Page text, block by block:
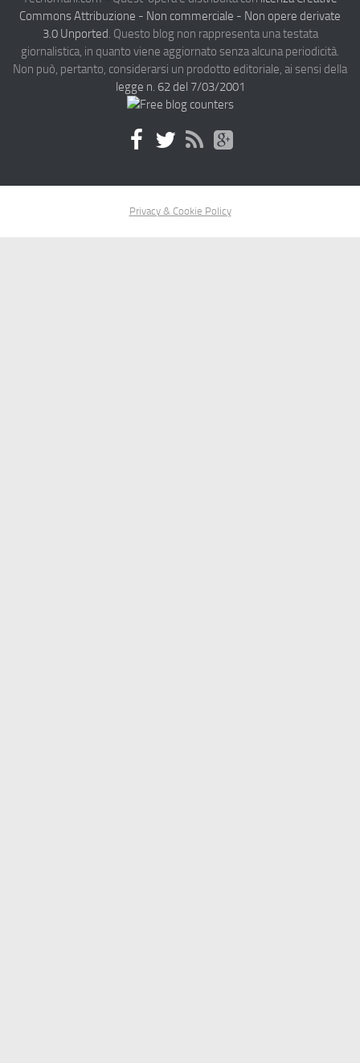
Commons Attribuzione - Non commerciale - Non opere derivate
3.0 Unported. Questo blog non rappresenta una testata
giornalistica, in quanto viene aggiornato senza alcuna periodicità.
Non può, pertanto, considerarsi un prodotto editoriale, ai sensi della
legge n. 62 del 7/03/2001
Privacy & Cookie Policy